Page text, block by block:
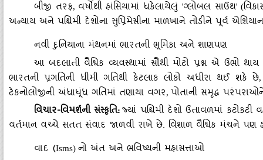
બીજી તરફ, વર્ષોથી હાંસિયામાં ધકેલાયેલું 'ગ્લોબલ સાઉથ' (
અન્યાય અને પશ્ચિમી દેશોના સુપ્રિમેસીના માળખાને તોડીને પૂર્વ
નવી દુનિયાના મંથનમાં ભારતની ભૂમિકા અને શાણપણ
આ બદલાતી વૈશ્વિક વ્યવસ્થામાં સૌથી મોટો પ્રશ્ન એ ઉભો
ભારતની પ્રગતિની ધીમી ગતિથી કેટલાક લોકો અધીરા થઈ શકે છે
ટેકનોલોજીની અંધાધૂંધ ગતિમાં તણાયા વગર, પોતાની સમૃદ્ધ
વિચાર-વિમર્શની સંસ્કૃતિ:જ્યાં પશ્ચિમી દેશો ઉતાવળમાં કટોકટી
વર્તમાન વચ્ચે સતત સંવાદ જાળવી રાખે છે. વિશાળ વૈશ્વિક મંચને પણ
વાદ (Isms) નો અંત અને ભવિષ્યની મહાસત્તાઓ